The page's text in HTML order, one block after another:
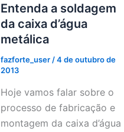
Entenda a soldagem
da caixa d’água
metálica
fazforte_user /4 de outubro de
2013
Hoje vamos falar sobre o
processo de fabricação e
montagem da caixa d’água